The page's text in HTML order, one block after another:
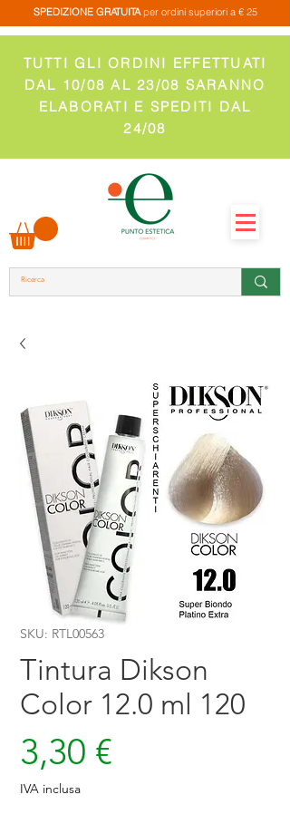
SPEDIZIONE GRATUITAper ordini superiori a € 25
TUTTI GLI ORDINI EFFETTUATI
DAL 10/08 AL 23/08 SARANNO
ELABORATI E SPEDITI DAL
24/08
SKU: RTL00563
Tintura Dikson
Color 12.0 ml 120
3,30 €
IVA inclusa